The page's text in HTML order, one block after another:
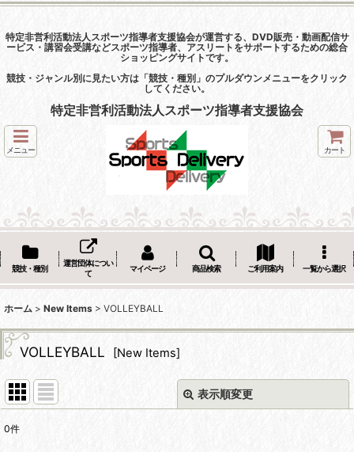
特定非営利活動法人スポーツ指導者支援協会が運営する、DVD販売・動画配信サ
ービス・講習会受講などスポーツ指導者、アスリートをサポートするための総合
ショッピングサイトです。
競技・ジャンル別に見たい方は「競技・種別」のプルダウンメニューをクリック
してください。
特定非営利活動法人スポーツ指導者支援協会
メニュー カート
競技・種別
運営団体につい
て
マイページ 商品検索 ご利用案内 一覧から選択
ホーム > New Items > VOLLEYBALL
VOLLEYBALL [New Items]
表示順変更
サブカテゴリ
0件